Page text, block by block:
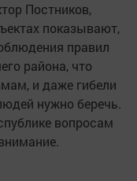
Постников,
показывают,
правил
района, что
и даже гибели
нужно беречь.
вопросам